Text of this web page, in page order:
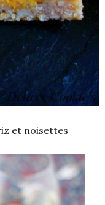
et noisettes